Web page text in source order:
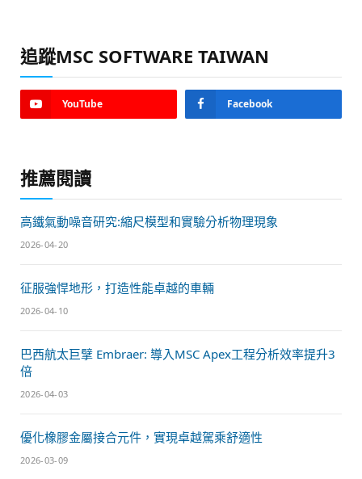
追蹤MSC SOFTWARE TAIWAN
YouTube Facebook
推薦閱讀
高鐵氣動噪音研究:縮尺模型和實驗分析物理現象
2026-04-20
征服強悍地形，打造性能卓越的車輛
2026-04-10
巴西航太巨擘 Embraer: 導入MSC Apex工程分析效率提升3
倍
2026-04-03
優化橡膠金屬接合元件，實現卓越駕乘舒適性
2026-03-09